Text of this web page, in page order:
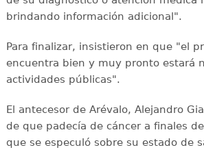
brindando información adicional".
Para finalizar, insistieron en que "el
encuentra bien y muy pronto estará
actividades públicas".
El antecesor de Arévalo, Alejandro
de que padecía de cáncer a finales
que se especuló sobre su estado de